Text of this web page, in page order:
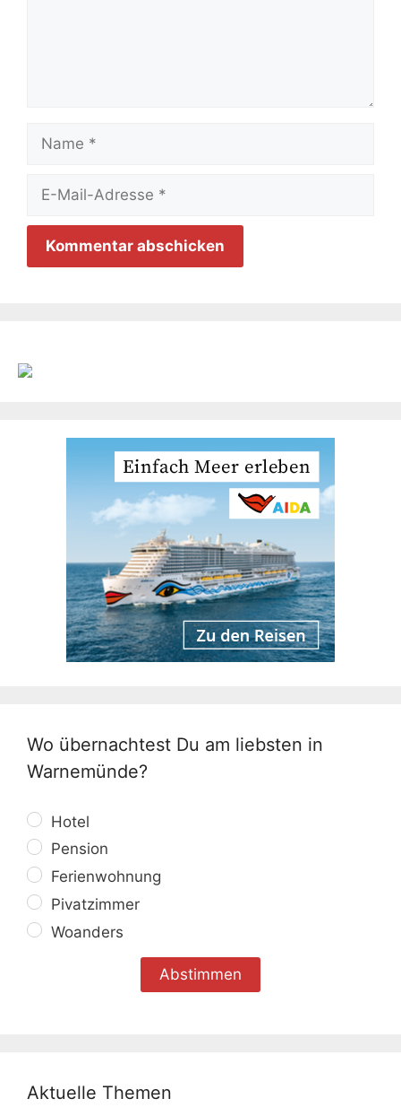
Mail-
Adresse
Wo übernachtest Du am liebsten in
Warnemünde?
Hotel
Pension
Ferienwohnung
Pivatzimmer
Woanders
Aktuelle Themen